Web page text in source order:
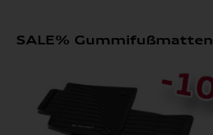
SALE% Gummifußmatten